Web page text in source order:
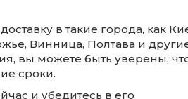
в такие города, как
Винница, Полтава и
вы можете быть уверены,
сроки.
и убедитесь в его